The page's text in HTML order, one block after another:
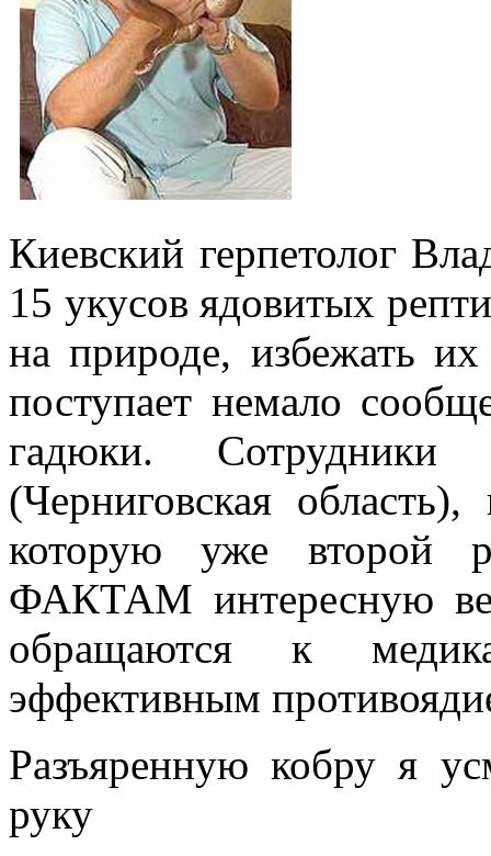
Киевский герпетолог
15 укусов ядовитых
на природе, избежать
поступает немало
гадюки. Сотрудники
(Черниговская
которую уже второй
ФАКТАМ интересную
обращаются к
эффективным
Разъяренную кобру я
руку